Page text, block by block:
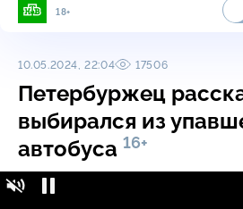
18+
10.05.2024, 22:04 17506
Петербуржец
выбирался из
автобуса 16+